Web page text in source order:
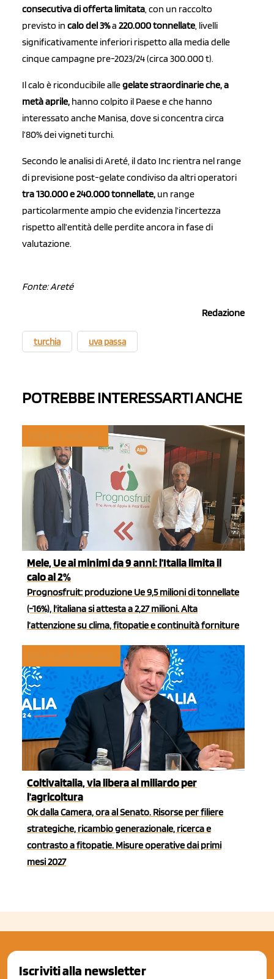
consecutiva di offerta limitata , con un raccolto
previsto in calo del 3%a 220.000 tonnellate , livelli
significativamente inferiori rispetto alla media delle
cinque campagne pre-2023/24 (circa 300.000 t).
Il calo è riconducibile allegelate straordinarie che, a
metà aprile, hanno colpito il Paese e che hanno
interessato anche Manisa, dove si concentra circa
l’80% dei vigneti turchi.
Secondo le analisi di Areté, il dato Inc rientra nel range
di previsione post-gelate condiviso da altri operatori
tra 130.000 e 240.000 tonnellate, un range
particolarmente ampio che evidenzia l’incertezza
rispetto all’entità delle perdite ancora in fase di
valutazione.
Fonte: Areté
Redazione
turchia uva passa
POTREBBE INTERESSARTI ANCHE
Mele, Ue ai minimi da 9 anni: l’Italia limita il
calo al 2%
Prognosfruit: produzione Ue 9,5 milioni di tonnellate
(-16%), l'italiana si attesta a 2,27 milioni. Alta
l’attenzione su clima, fitopatie e continuità forniture
Coltivaitalia, via libera al miliardo per
l'agricoltura
Ok dalla Camera, ora al Senato. Risorse per filiere
strategiche, ricambio generazionale, ricerca e
contrasto a fitopatie. Misure operative dai primi
mesi 2027
Iscriviti alla newsletter